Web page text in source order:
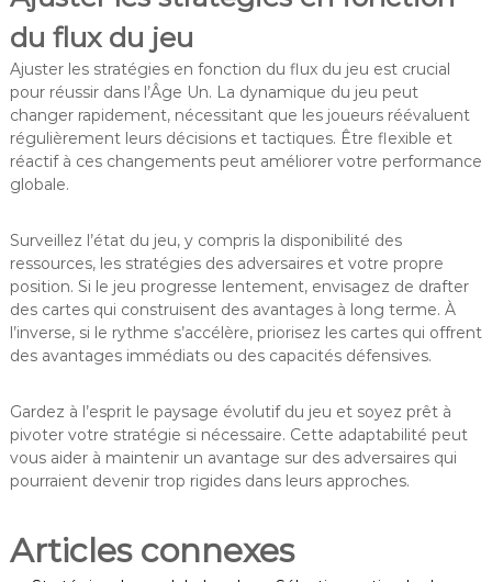
du flux du jeu
Ajuster les stratégies en fonction du flux du jeu est crucial
pour réussir dans l’Âge Un. La dynamique du jeu peut
changer rapidement, nécessitant que les joueurs réévaluent
régulièrement leurs décisions et tactiques. Être flexible et
réactif à ces changements peut améliorer votre performance
globale.
Surveillez l’état du jeu, y compris la disponibilité des
ressources, les stratégies des adversaires et votre propre
position. Si le jeu progresse lentement, envisagez de drafter
des cartes qui construisent des avantages à long terme. À
l’inverse, si le rythme s’accélère, priorisez les cartes qui offrent
des avantages immédiats ou des capacités défensives.
Gardez à l’esprit le paysage évolutif du jeu et soyez prêt à
pivoter votre stratégie si nécessaire. Cette adaptabilité peut
vous aider à maintenir un avantage sur des adversaires qui
pourraient devenir trop rigides dans leurs approches.
Articles connexes